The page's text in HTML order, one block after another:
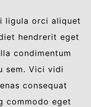
ligula orci aliquet
hendrerit eget
condimentum
sem. Vici vidi
consequat
commodo eget